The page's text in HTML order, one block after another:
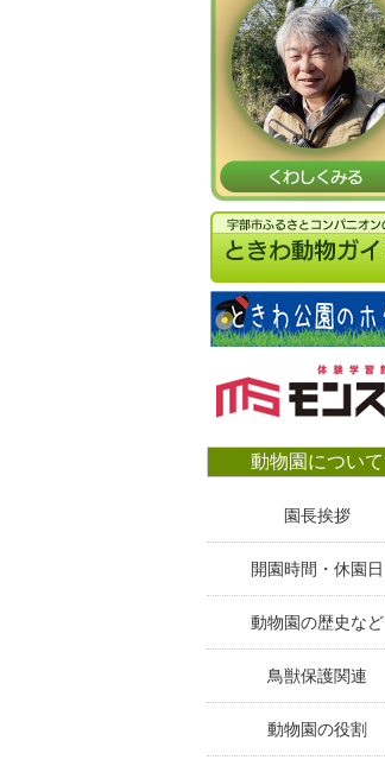
動物園について
園長挨拶
開園時間・休園日
動物園の歴史など
鳥獣保護関連
動物園の役割